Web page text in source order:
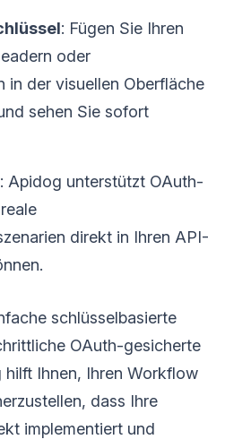
: Fügen Sie Ihren
oder
in der visuellen Oberfläche
sehen Sie sofort
: Apidog unterstützt OAuth-
direkt in Ihren API-
schlüsselbasierte
OAuth-gesicherte
Ihnen, Ihren Workflow
dass Ihre
implementiert und